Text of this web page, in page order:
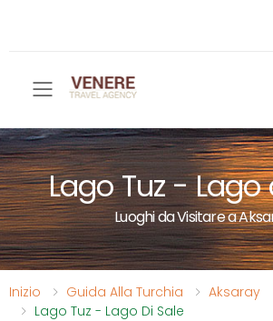
Toggle mobile
Lago Tuz - Lago
Luoghi da Visitare a
Inizio Guida Alla Turchia
Aksaray
Lago Tuz - Lago Di Sale